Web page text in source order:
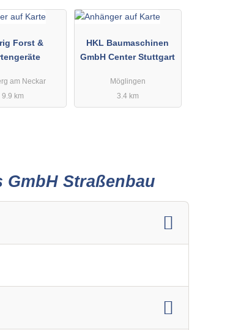
Forst &
am Neckar
9.9 km
HKL Baumaschinen
GmbH Center Stuttgart
Möglingen
3.4 km
Straßenbau